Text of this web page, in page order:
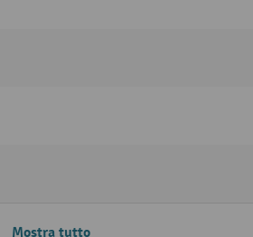
Mostra tutto